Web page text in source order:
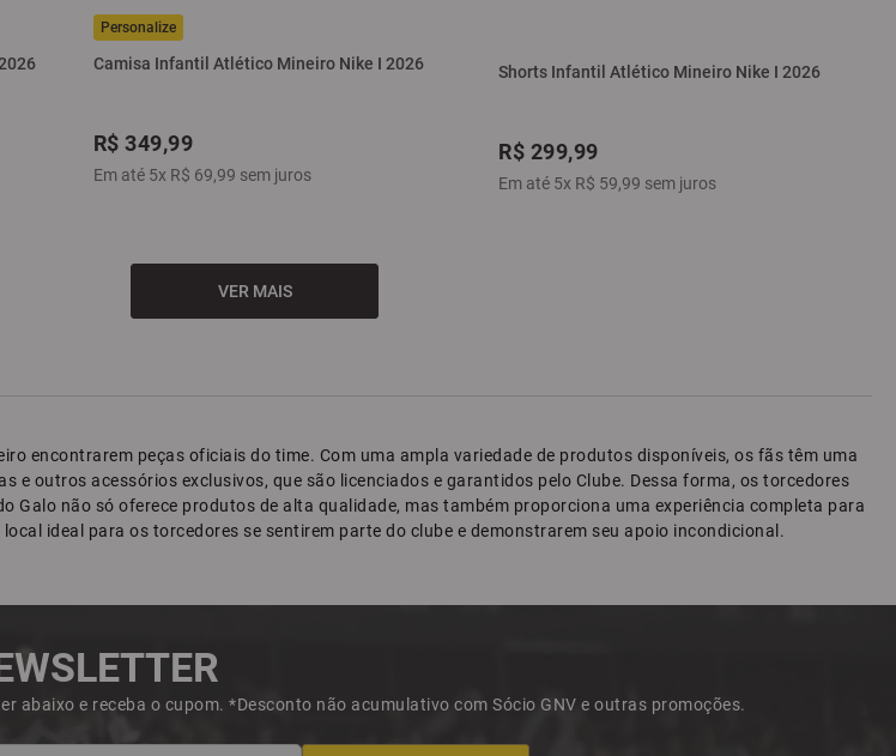
Camisa Infantil Atlético Mineiro Nike I 2026
R$ 349,99
Em até 5x R$ 69,99 sem juros
Shorts Infantil Atlético Mineiro Nike I 2026
R$ 299,99
Em até 5x R$ 59,99 sem juros
encontrarem peças oficiais do time. Com uma ampla variedade de produtos disponíveis, os fãs têm uma
e outros acessórios exclusivos, que são licenciados e garantidos pelo Clube. Dessa forma, os torcedores
Galo não só oferece produtos de alta qualidade, mas também proporciona uma experiência completa para
ideal para os torcedores se sentirem parte do clube e demonstrarem seu apoio incondicional.
abaixo e receba o cupom. *Desconto não acumulativo com Sócio GNV e outras promoções.